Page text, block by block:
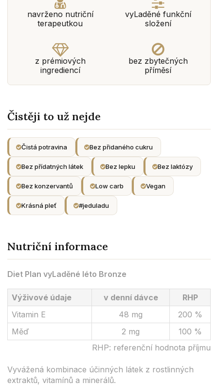
navrženo nutriční
terapeutkou
vyLaděné funkční
složení
z prémiových
ingrediencí
bez zbytečných
příměsí
Čistěji to už nejde
Čistá potravina Bez přidaného cukru
Bez přídatných látek Bez lepku Bez laktózy
Bez konzervantů Low carb Vegan
Krásná pleť #jeduladu
Nutriční informace
Diet Plan vyLaděné léto Bronze
Výživové údaje v denní dávce
RHP
Vitamin E
48 mg
200 %
Měď
2 mg
100 %
RHP: referenční hodnota příjmu
Vyvážená kombinace účinných látek z rostlinných
extraktů, vitamínů a minerálů.